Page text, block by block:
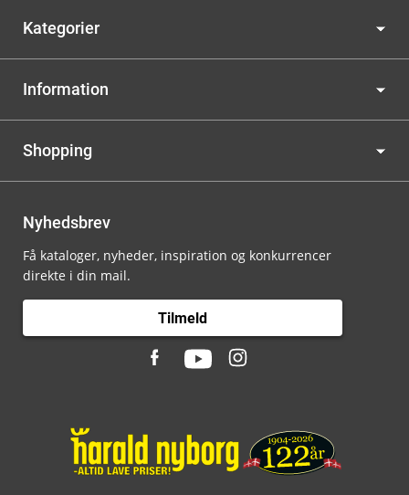
Kategorier
Information
Shopping
Nyhedsbrev
Få kataloger, nyheder, inspiration og konkurrencer
direkte i din mail.
Tilmeld